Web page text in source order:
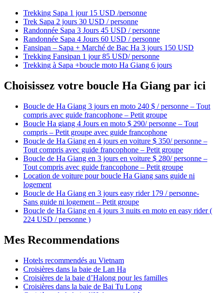
Trekking Sapa 1 jour 15 USD /personne
Trek Sapa 2 jours 30 USD / personne
Randonnée Sapa 3 Jours 45 USD / personne
Randonnée Sapa 4 Jours 60 USD / personne
Fansipan – Sapa + Marché de Bac Ha 3 jours 150 USD
Trekking Fansipan 1 jour 85 USD/ personne
Trekking à Sapa +boucle moto Ha Giang 6 jours
Choisissez votre boucle Ha Giang par ici
Boucle de Ha Giang 3 jours en moto 240 $ / personne – Tout
compris avec guide francophone – Petit groupe
Boucle Ha giang 4 Jours en moto $ 290/ personne – Tout
compris – Petit groupe avec guide francophone
Boucle de Ha Giang en 4 jours en voiture $ 350/ personne –
Tout compris avec guide francophone – Petit groupe
Boucle de Ha Giang en 3 jours en voiture $ 280/ personne –
Tout compris avec guide francophone – Petit groupe
Location de voiture pour boucle Ha Giang sans guide ni
logement
Boucle de Ha Giang en 3 jours easy rider 179 / personne-
Sans guide ni logement – Petit groupe
Boucle de Ha Giang en 4 jours 3 nuits en moto en easy rider (
224 USD / personne )
Mes Recommendations
Hotels recommendés au Vietnam
Croisières dans la baie de Lan Ha
Croisières de la baie d’Halong pour les familles
Croisières dans la baie de Bai Tu Long